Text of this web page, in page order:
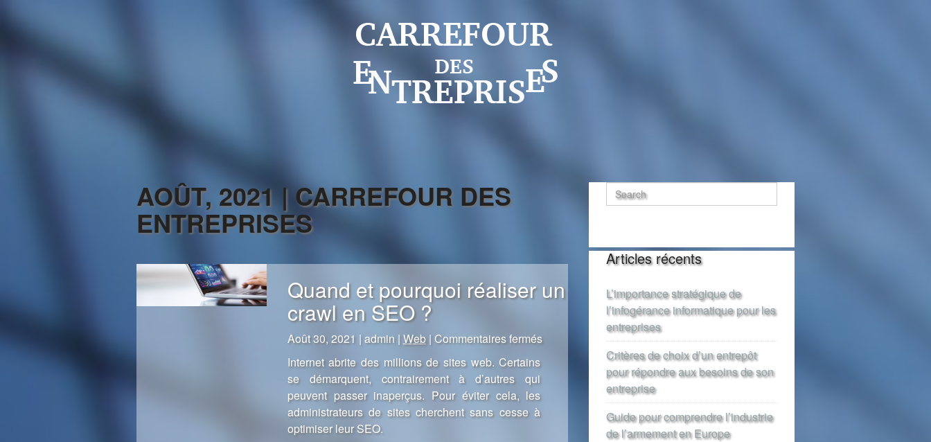
AOÛT, 2021 | CARREFOUR DES
ENTREPRISES
Quand et pourquoi réaliser un
crawl en SEO ?
Août 30, 2021 | admin | Web| Commentaires ferméssur
et
Internet abrite des millions de sites web. Certains
se démarquent, contrairement à d’autres qui
peuvent passer inaperçus. Pour éviter cela, les
administrateurs de sites cherchent sans cesse à
optimiser leur SEO.
Articles récents
L’importance stratégique de
l’infogérance informatique pour les
entreprises
Critères de choix d’un entrepôt
pour répondre aux besoins de son
entreprise
Guide pour comprendre l’industrie
de l’armement en Europe